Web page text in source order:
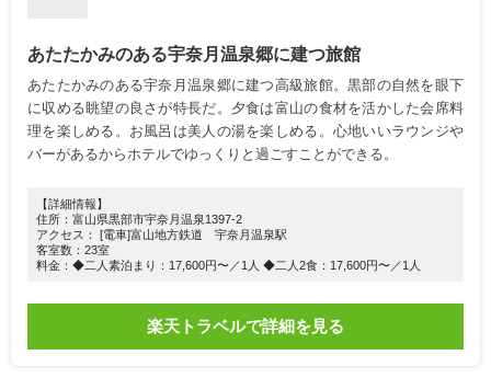
あたたかみのある宇奈月温泉郷に建つ旅館
あたたかみのある宇奈月温泉郷に建つ高級旅館。黒部の自然を眼下
に収める眺望の良さが特長だ。夕食は富山の食材を活かした会席料
理を楽しめる。お風呂は美人の湯を楽しめる。心地いいラウンジや
バーがあるからホテルでゆっくりと過ごすことができる。
【詳細情報】
住所：富山県黒部市宇奈月温泉1397-2
アクセス： [電車]富山地方鉄道 宇奈月温泉駅
客室数：23室
料金：◆二人素泊まり：17,600円〜／1人 ◆二人2食：17,600円〜／1人
楽天トラベルで詳細を見る